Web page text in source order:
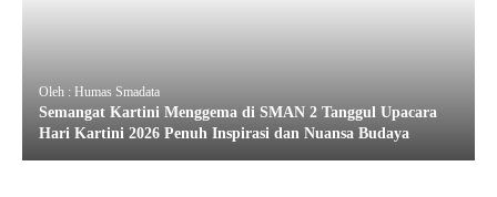
Oleh : Humas Smadata
Semangat Kartini Menggema di SMAN 2 Tanggul Upacara
Hari Kartini 2026 Penuh Inspirasi dan Nuansa Budaya